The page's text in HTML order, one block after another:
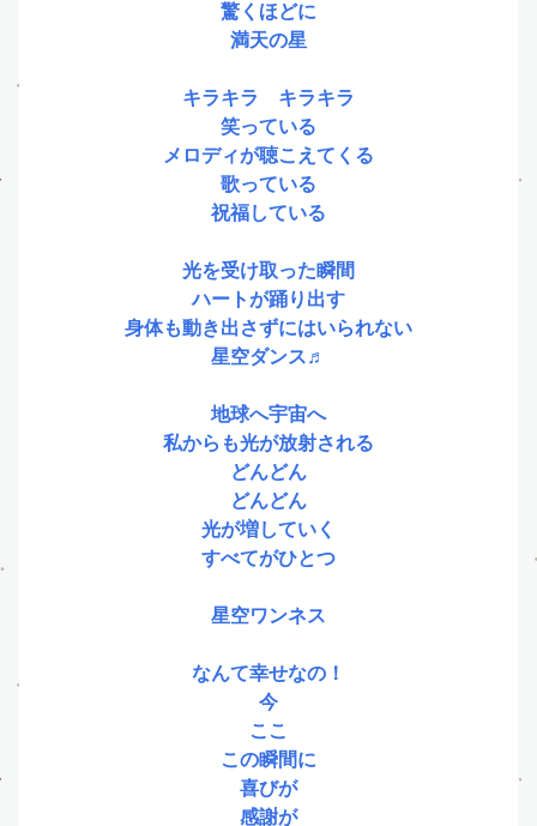
驚くほどに
満天の星
キラキラ　キラキラ
笑っている
メロディが聴こえてくる
歌っている
祝福している
光を受け取った瞬間
ハートが踊り出す
身体も動き出さずにはいられない
星空ダンス♬
地球へ宇宙へ
私からも光が放射される
どんどん
どんどん
光が増していく
すべてがひとつ
星空ワンネス
なんて幸せなの！
今
ここ
この瞬間に
喜びが
感謝が